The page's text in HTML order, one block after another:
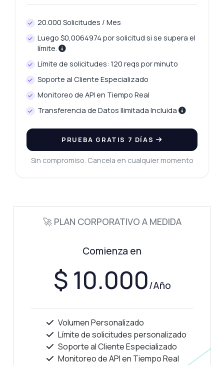
20.000 Solicitudes / Mes
Luego $0,0064974 por solicitud si se supera el
límite.
Límite de solicitudes: 120 reqs por minuto
Soporte al Cliente Especializado
Monitoreo de API en Tiempo Real
Transferencia de Datos Ilimitada Incluida
PRUEBA GRATIS 7 DÍAS
Sin compromiso. Cancela en cualquier momento
🚀 PLAN CORPORATIVO A MEDIDA
Comienza en
$ 10.000/Año
Volumen Personalizado
Límite de solicitudes personalizado
Soporte al Cliente Especializado
Monitoreo de API en Tiempo Real